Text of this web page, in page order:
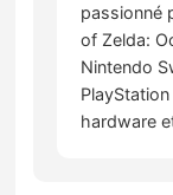
passionné
of Zelda:
Nintendo
hardware